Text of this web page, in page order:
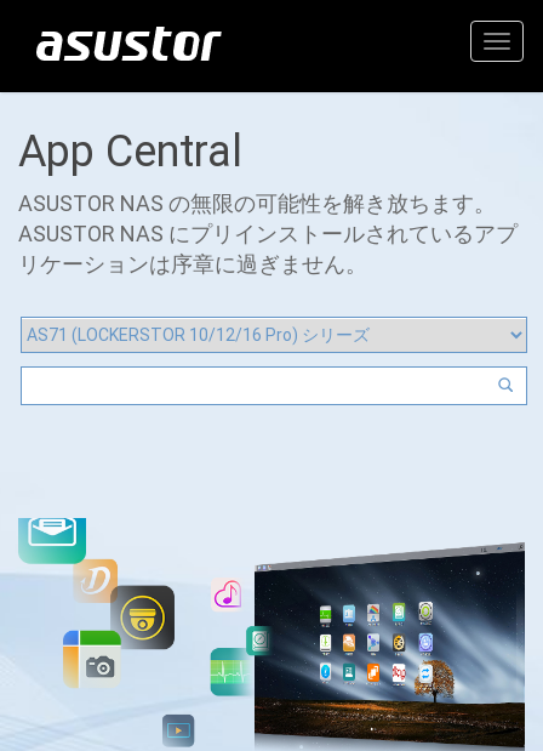
App Central
ASUSTOR NAS の無限の可能性を解き放ちます。
ASUSTOR NAS にプリインストールされているアプ
リケーションは序章に過ぎません。